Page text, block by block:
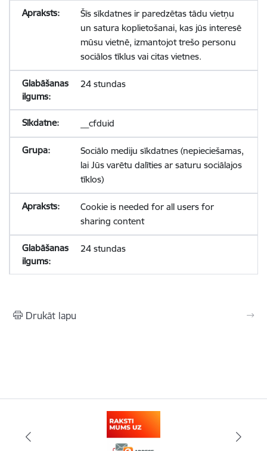
Šīs sīkdatnes ir paredzētas tādu vietņu
un satura koplietošanai, kas jūs interesē
mūsu vietnē, izmantojot trešo personu
sociālos tīklus vai citas vietnes.
24 stundas
__cfduid
Sociālo mediju sīkdatnes (nepieciešamas,
lai Jūs varētu dalīties ar saturu sociālajos
tīklos)
Cookie is needed for all users for
sharing content
24 stundas
Drukāt lapu